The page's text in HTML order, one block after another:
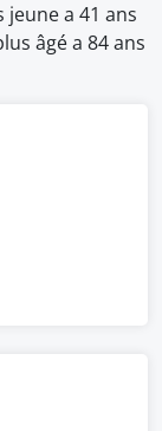
jeune a 41 ans
âgé a 84 ans